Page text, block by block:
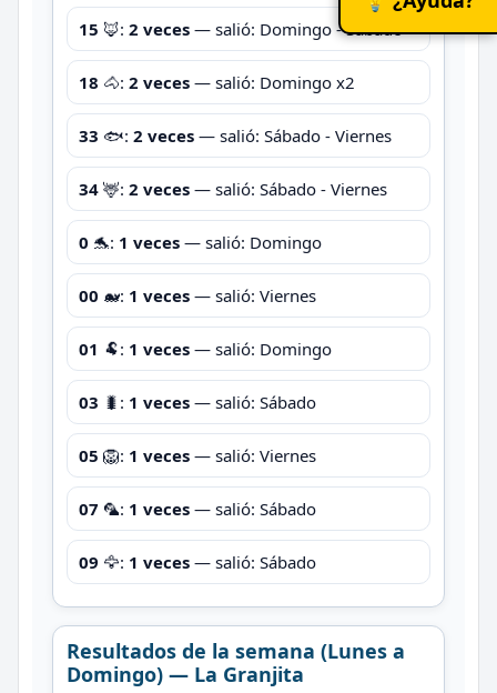
15 🦊: 2 veces — salió: Domingo - Sábado
18 🐴: 2 veces — salió: Domingo x2
33 🐟: 2 veces — salió: Sábado - Viernes
34 🦌: 2 veces — salió: Sábado - Viernes
0 🐬: 1 veces — salió: Domingo
00 🐋: 1 veces — salió: Viernes
01 🐏: 1 veces — salió: Domingo
03 🐛: 1 veces — salió: Sábado
05 🦁: 1 veces — salió: Viernes
07 🦜: 1 veces — salió: Sábado
09 🦅: 1 veces — salió: Sábado
Resultados de la semana (Lunes a
Domingo) — La Granjita